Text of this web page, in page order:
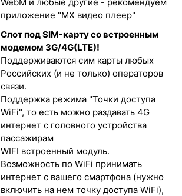
WebM и любые другие - рекомендуем
приложение "MX видео плеер"
Слот под SIM-карту со встроенным
модемом 3G/4G(LTE)!
Поддерживаются сим карты любых
Российских (и не только) операторов
связи.
Поддержка режима "Точки доступа
WiFi", то есть можно раздавать 4G
интернет с головного устройства
пассажирам
WIFI встроенный модуль.
Возможность по WiFi принимать
интернет с вашего смартфона (нужно
включить на нем точку доступа WiFi),